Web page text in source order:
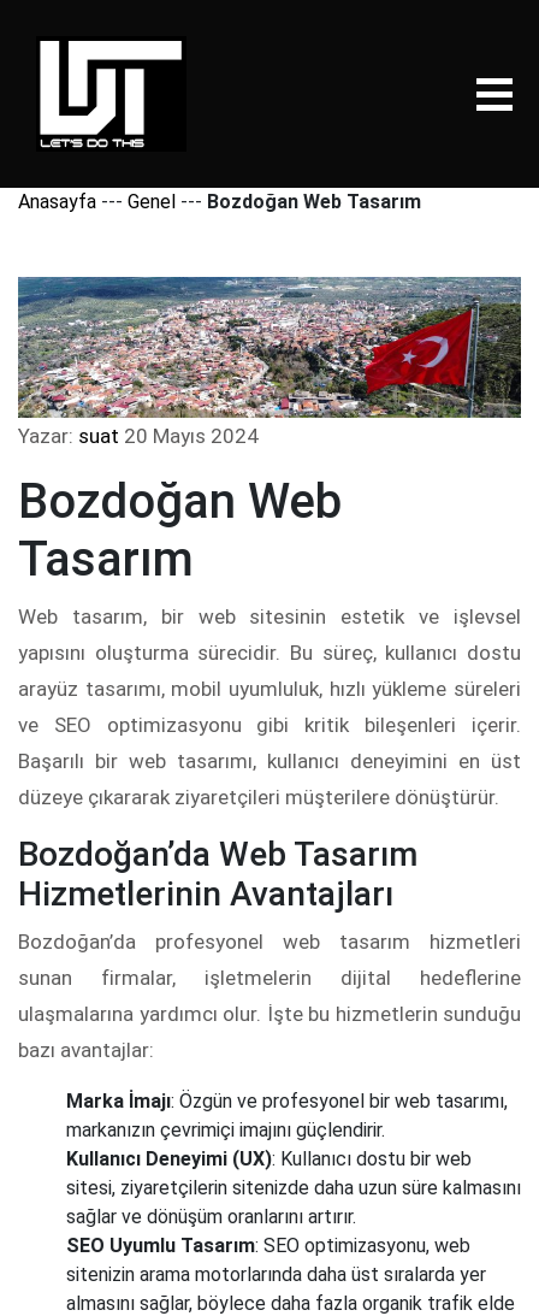
Anasayfa --- Genel --- Bozdoğan Web Tasarım
Yazar: suat 20 Mayıs 2024
Bozdoğan Web
Tasarım
Web tasarım, bir web sitesinin estetik ve işlevsel
yapısını oluşturma sürecidir. Bu süreç, kullanıcı dostu
arayüz tasarımı, mobil uyumluluk, hızlı yükleme süreleri
ve SEO optimizasyonu gibi kritik bileşenleri içerir.
Başarılı bir web tasarımı, kullanıcı deneyimini en üst
düzeye çıkararak ziyaretçileri müşterilere dönüştürür.
Bozdoğan’da Web Tasarım
Hizmetlerinin Avantajları
Bozdoğan’da profesyonel web tasarım hizmetleri
sunan firmalar, işletmelerin dijital hedeflerine
ulaşmalarına yardımcı olur. İşte bu hizmetlerin sunduğu
bazı avantajlar:
Marka İmajı: Özgün ve profesyonel bir web tasarımı,
markanızın çevrimiçi imajını güçlendirir.
Kullanıcı Deneyimi (UX): Kullanıcı dostu bir web
sitesi, ziyaretçilerin sitenizde daha uzun süre kalmasını
sağlar ve dönüşüm oranlarını artırır.
SEO Uyumlu Tasarım: SEO optimizasyonu, web
sitenizin arama motorlarında daha üst sıralarda yer
almasını sağlar, böylece daha fazla organik trafik elde